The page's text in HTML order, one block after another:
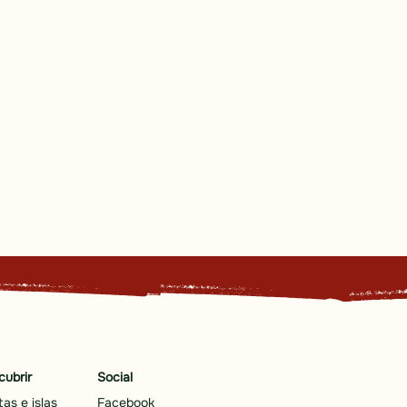
e islas
Social
Facebook